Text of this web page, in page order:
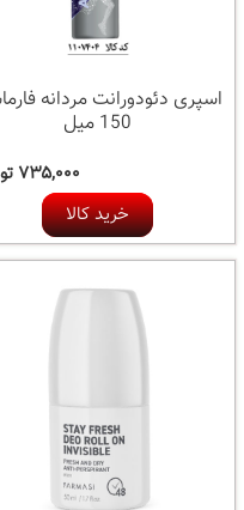
اسپری دئودورانت مردانه
150 میل
۷۳۵,۰۰۰ تومان
خرید کالا